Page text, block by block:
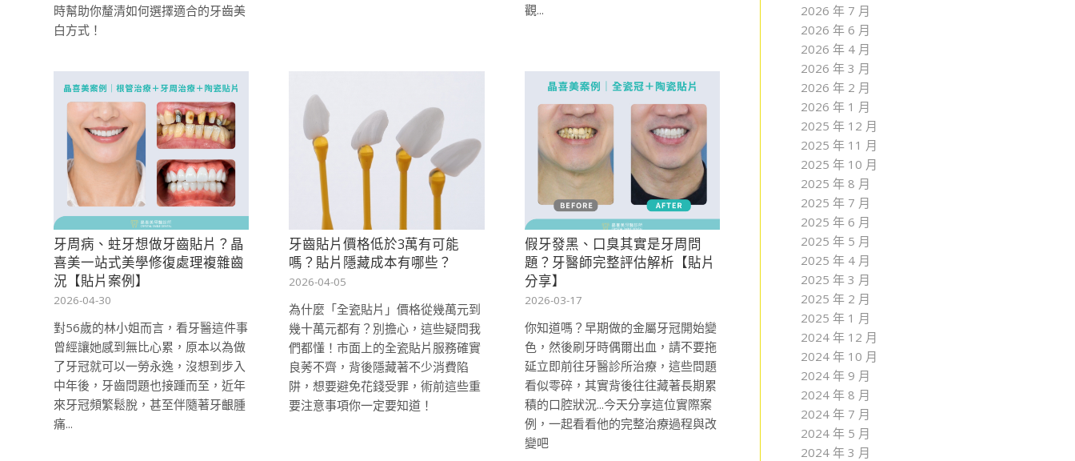
時幫助你釐清如何選擇適合的牙齒美
白方式！
觀...
牙周病、蛀牙想做牙齒貼片？晶
喜美一站式美學修復處理複雜齒
況【貼片案例】
2026-04-30
對56歲的林小姐而言，看牙醫這件事
曾經讓她感到無比心累，原本以為做
了牙冠就可以一勞永逸，沒想到步入
中年後，牙齒問題也接踵而至，近年
來牙冠頻繁鬆脫，甚至伴隨著牙齦腫
痛...
牙齒貼片價格低於3萬有可能
嗎？貼片隱藏成本有哪些？
2026-04-05
為什麼「全瓷貼片」價格從幾萬元到
幾十萬元都有？別擔心，這些疑問我
們都懂！市面上的全瓷貼片服務確實
良莠不齊，背後隱藏著不少消費陷
阱，想要避免花錢受罪，術前這些重
要注意事項你一定要知道！
假牙發黑、口臭其實是牙周問
題？牙醫師完整評估解析【貼片
分享】
2026-03-17
你知道嗎？早期做的金屬牙冠開始變
色，然後刷牙時偶爾出血，請不要拖
延立即前往牙醫診所治療，這些問題
看似零碎，其實背後往往藏著長期累
積的口腔狀況...今天分享這位實際案
例，一起看看他的完整治療過程與改
變吧
2026 年 7 月
2026 年 6 月
2026 年 4 月
2026 年 3 月
2026 年 2 月
2026 年 1 月
2025 年 12 月
2025 年 11 月
2025 年 10 月
2025 年 8 月
2025 年 7 月
2025 年 6 月
2025 年 5 月
2025 年 4 月
2025 年 3 月
2025 年 2 月
2025 年 1 月
2024 年 12 月
2024 年 10 月
2024 年 9 月
2024 年 8 月
2024 年 7 月
2024 年 5 月
2024 年 3 月